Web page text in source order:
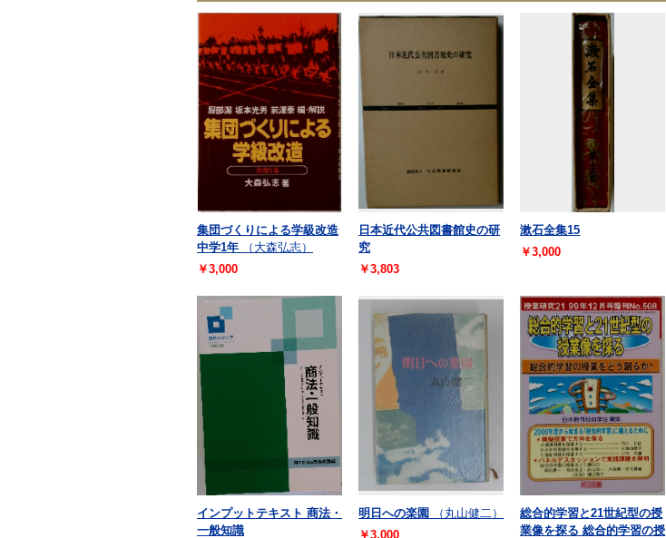
集団づくりによる学級改造
中学1年
（大森弘志）
￥3,000
日本近代公共図書館史の研
究
￥3,803
漱石全集15
￥3,000
インプットテキスト 商法・
一般知識
明日への楽園
（丸山健二）
￥3,000
総合的学習と21世紀型の授
業像を探る 総合的学習の授